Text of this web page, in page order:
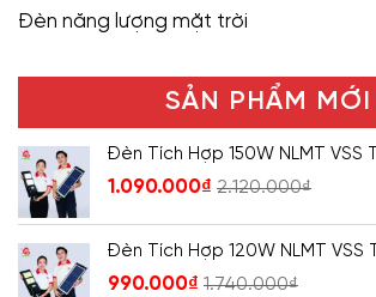
Đèn năng lượng mặt trời
SẢN PHẨM MỚI
Đèn Tích Hợp 150W NLMT VSS
1.090.000₫ 2.120.000₫
Đèn Tích Hợp 120W NLMT VSS
990.000₫ 1.740.000₫